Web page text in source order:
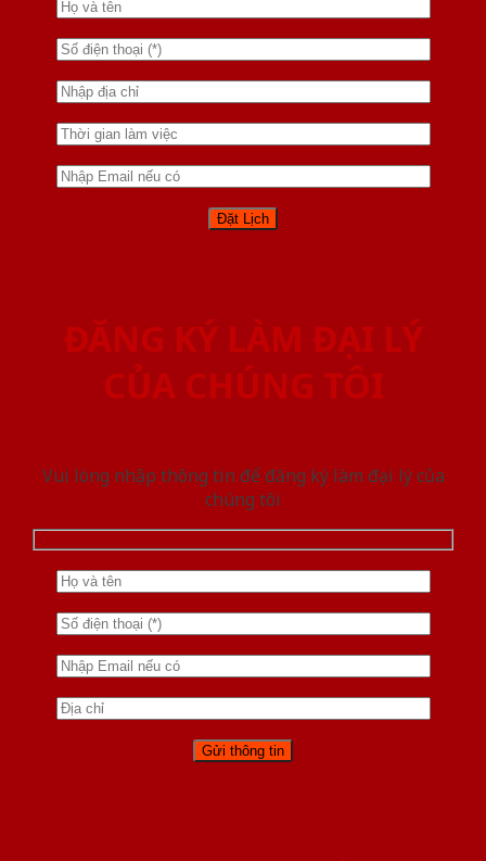
ĐĂNG KÝ LÀM ĐẠI LÝ
CỦA CHÚNG TÔI
Vui lòng nhập thông tin để đăng ký làm đại lý của
chúng tôi